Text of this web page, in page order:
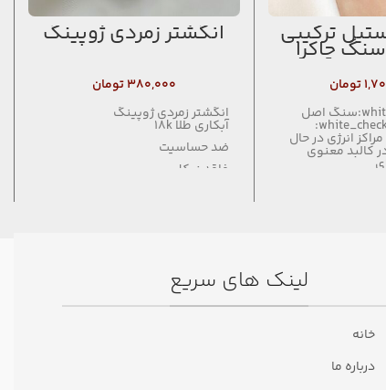
ترکیبی
چاکرا
تومان
:white_check_mark:سنگ اصل
می‌باشد white_check_mark:
انرژی در حال
کالبد معنوی
انگشتر زمردی ژوپینگ
۳۸۰,۰۰۰تومان
انگشتر زمردی ژوپینگ
آبکاری طلا 18k
ضد حساسیت
فاقد نیکل
لینک های سریع
خانه
درباره ما